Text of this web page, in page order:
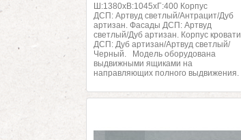
Ш:1380хВ:1045хГ:400 Корпус
ДСП: Артвуд светлый/Антрацит/Дуб
артизан. Фасады ДСП: Артвуд
светлый/Дуб артизан. Корпус кровати
ДСП: Дуб артизан/Артвуд светлый/
Черный. Модель оборудована
выдвижными ящиками на
направляющих полного выдвижения. ..